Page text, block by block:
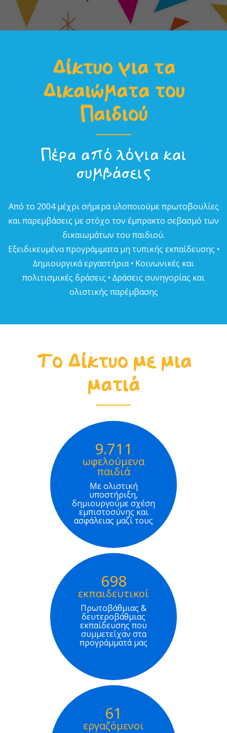
Δίκτυο για τα
Δικαιώµατα του
Παιδιού
Πέρα από λόγια και
συµβάσεις
Από το 2004 µέχρι σήµερα υλοποιούµε πρωτοβουλίες
και παρεµβάσεις µε στόχο τον έµπρακτο σεβασµό των
δικαιωµάτων του παιδιού.
Εξειδικευµένα προγράµµατα µη τυπικής εκπαίδευσης •
∆ηµιουργικά εργαστήρια • Κοινωνικές και
πολιτισµικές δράσεις • ∆ράσεις συνηγορίας και
ολιστικής παρέµβασης
Το Δίκτυο με μια
ματιά
9.711
ωφελούμενα
παιδιά
Με ολιστική
υποστήριξη,
δημιουργούμε σχέση
εμπιστοσύνης και
ασφάλειας μαζί τους
698
εκπαιδευτικοί
Πρωτοβάθμιας &
δευτεροβάθμιας
εκπαίδευσης που
συμμετείχαν στα
προγράμματά μας
61
εργαζόμενοι